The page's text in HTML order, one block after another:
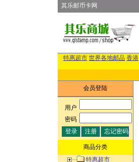
其乐邮币卡网
特惠超市 世界各地邮品 香港
会员登陆
用户:
密码:
商品分类
特惠超市